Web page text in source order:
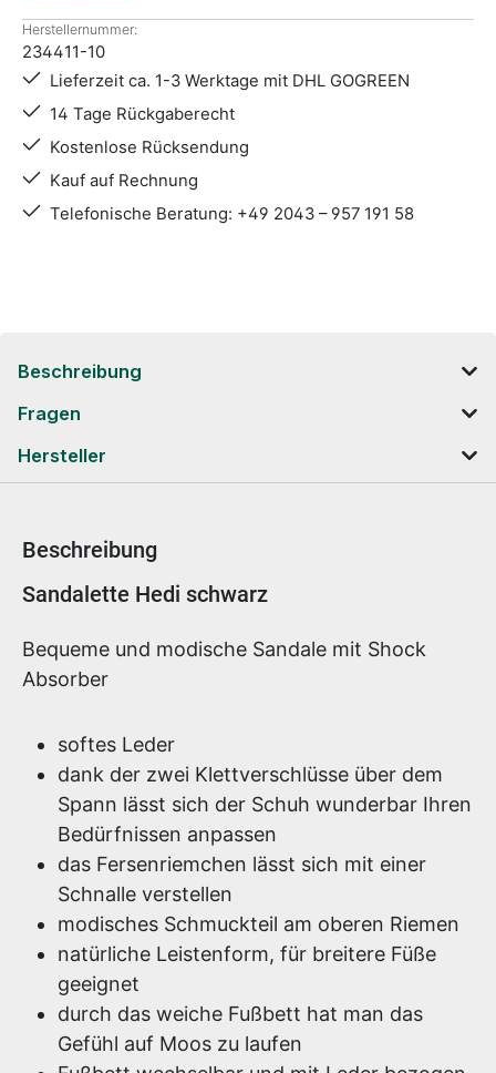
Herstellernummer:
234411-10
Lieferzeit ca. 1-3 Werktage mit DHL GOGREEN
14 Tage Rückgaberecht
Kostenlose Rücksendung
Kauf auf Rechnung
Telefonische Beratung: +49 2043 – 957 191 58
Beschreibung
Fragen
Hersteller
Beschreibung
Produktinformationen
Sandalette Hedi schwarz
Bequeme und modische Sandale mit Shock
Absorber
softes Leder
dank der zwei Klettverschlüsse über dem
Spann lässt sich der Schuh wunderbar Ihren
Bedürfnissen anpassen
das Fersenriemchen lässt sich mit einer
Schnalle verstellen
modisches Schmuckteil am oberen Riemen
natürliche Leistenform, für breitere Füße
geeignet
durch das weiche Fußbett hat man das
Gefühl auf Moos zu laufen